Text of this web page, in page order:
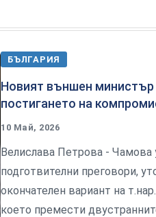
БЪЛГАРИЯ
Новият външен
постигането на
10 Май, 2026
Велислава Петрова - Чамова
подготвителни преговори,
окончателен вариант на
което премести